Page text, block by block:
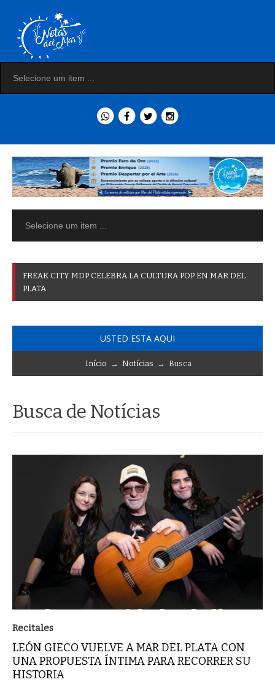
FREAK CITY MDP CELEBRA LA CULTURA POP EN MAR DEL
PLATA
USTED ESTA AQUI
Início → Notícias → Busca
Busca de Notícias
Recitales
LEÓN GIECO VUELVE A MAR DEL PLATA CON
UNA PROPUESTA ÍNTIMA PARA RECORRER SU
HISTORIA